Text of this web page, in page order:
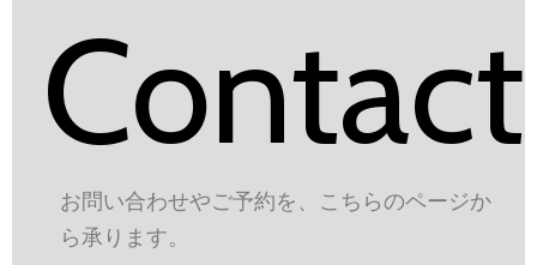
Contact
お問い合わせやご予約を、こちらのページか
ら承ります。